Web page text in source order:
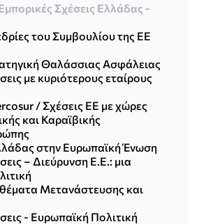
Σχέσεις Ελλάδας -
του Συμβουλίου της ΕΕ
Θαλάσσιας Ασφάλειας
με κυριότερους εταίρους
/ Σχέσεις ΕΕ με χώρες
και Καραϊβικής
στην Ευρωπαϊκή Ένωση
– Διεύρυνση Ε.Ε.: μια
Μετανάστευσης και
- Ευρωπαϊκή Πολιτική